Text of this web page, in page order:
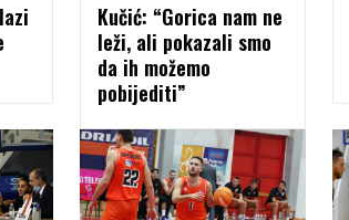
Kučić: “Gorica nam ne
leži, ali pokazali smo
da ih možemo
pobijediti”